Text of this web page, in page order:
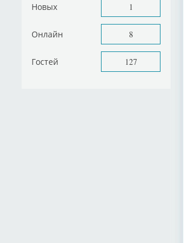
Новых 1
Онлайн 8
Гостей 127